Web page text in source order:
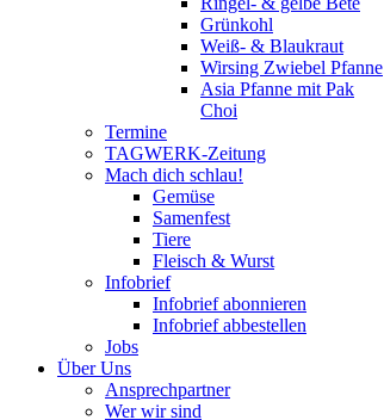
Grünkohl
Weiß- & Blaukraut
Wirsing Zwiebel Pfanne
Asia Pfanne mit Pak
Choi
Termine
TAGWERK-Zeitung
Mach dich schlau!
Gemüse
Samenfest
Tiere
Fleisch & Wurst
Infobrief
Infobrief abonnieren
Infobrief abbestellen
Jobs
Über Uns
Ansprechpartner
Wer wir sind